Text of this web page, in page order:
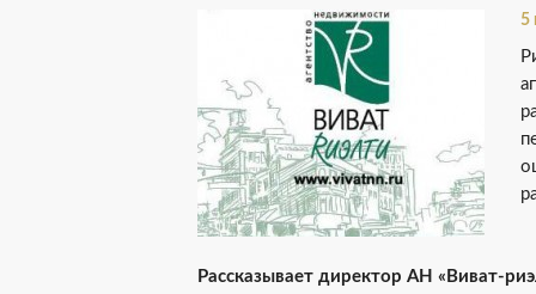
5
Рассказывает директор АН «Виват-